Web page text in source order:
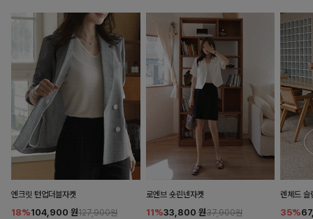
엔크릿 턴업더블자켓
18%104,900 원127,900원
로엔브 숏린넨자켓
11%33,800 원37,900원
렌체드
35%